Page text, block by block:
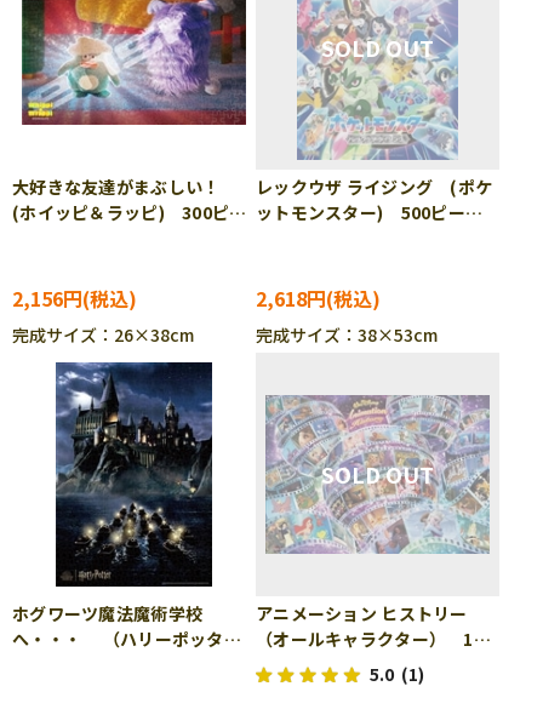
大好きな友達がまぶしい！
(ホイッピ＆ラッピ) 300ピー
2,156円
完成サイズ：26×38cm
レックウザ ライジング (ポケ
ットモンスター) 500ピー
2,618円
完成サイズ：38×53cm
ホグワーツ魔法魔術学校
へ・・・ （ハリーポッタ
アニメーション ヒストリー
（オールキャラクター） 108
ピース ジグソーパズル
TEN-D108-005
5.0 (1)